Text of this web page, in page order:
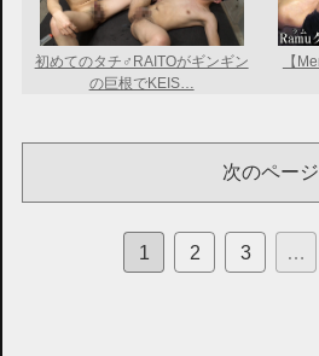
初めてのタチ♂RAITOがギンギン
の巨根でKEIS…
【
次のページ
1 2 3 …